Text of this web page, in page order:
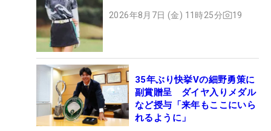
2026年8月7日 (金) 11時25分 19
35年ぶり快挙Vの細野勇策に
副賞贈呈 ダイヤ入りメダル
など授与「来年もここにいら
れるように」